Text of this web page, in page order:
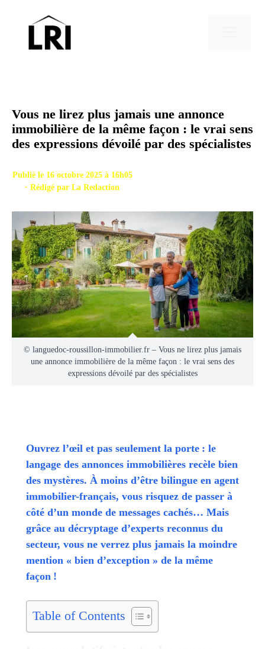
Vous ne lirez plus jamais une annonce
immobilière de la même façon : le vrai sens
des expressions dévoilé par des spécialistes
Publié le 16 octobre 2025 à 16h05
· Rédigé par La Redaction
© languedoc-roussillon-immobilier.fr – Vous ne lirez plus jamais
une annonce immobilière de la même façon : le vrai sens des
expressions dévoilé par des spécialistes
Ouvrez l’œil et pas seulement la porte : le
langage des annonces immobilières recèle bien
des mystères. À moins d’être bilingue en agent
immobilier-français, vous risquez de passer à
côté d’un monde de messages cachés… Mais
grâce au décryptage d’experts reconnus du
secteur, vous ne verrez plus jamais la moindre
mention « bien d’exception » de la même
façon !
Table of Contents